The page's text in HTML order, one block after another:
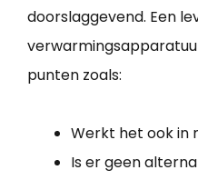
doorslaggevend. Een
punten zoals:
Werkt het ook in
Is er geen